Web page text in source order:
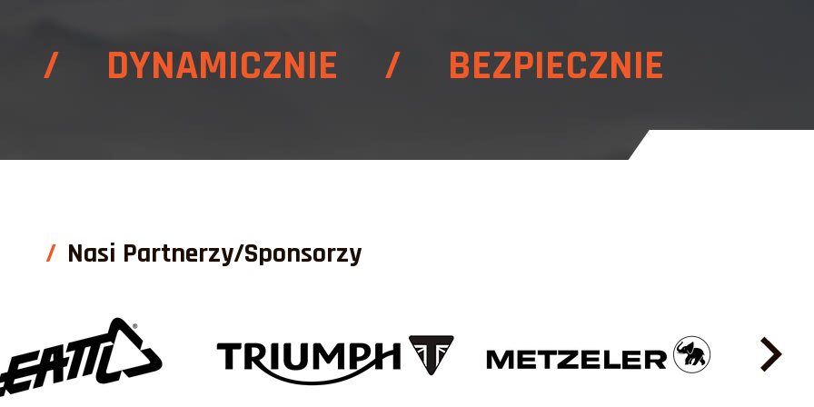
/ DYNAMICZNIE / BEZPIECZNIE
Nasi Partnerzy/Sponsorzy